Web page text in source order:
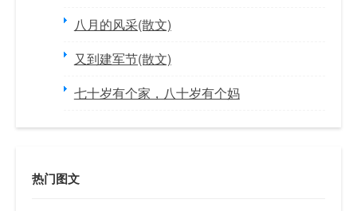
八月的风采(散文)
又到建军节(散文)
七十岁有个家，八十岁有个妈
热门图文